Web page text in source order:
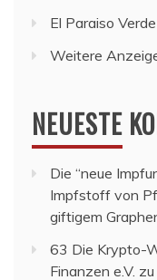
El Paraiso
Weitere
NEUESTE
Die “neue
Impfstoff von
giftigem
63 Die Krypto-
Finanzen e.V. zu